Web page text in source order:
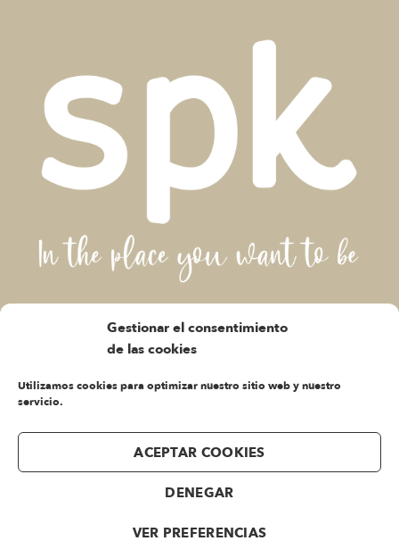
Gestionar el consentimiento
de las cookies
Utilizamos cookies para optimizar nuestro sitio web y nuestro
servicio.
ACEPTAR COOKIES
DENEGAR
VER PREFERENCIAS
SANDALIAS PARA MUJER
03203 Elche – Alicante (ESPAÑA)
Teléfono: +34 966.638.258
ATENCIÓN AL CLIENTE